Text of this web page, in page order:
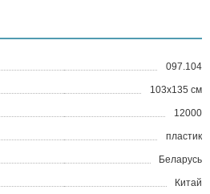
097.104
103x135 см
12000
пластик
Беларусь
Китай